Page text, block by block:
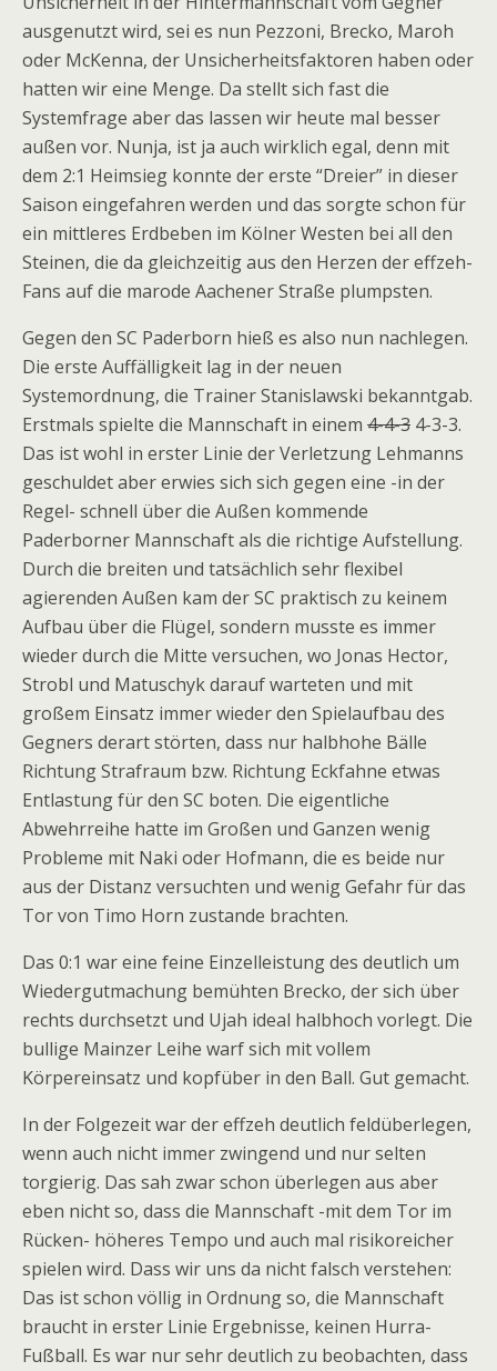
ausgenutzt wird, sei es nun Pezzoni, Brecko, Maroh
oder McKenna, der Unsicherheitsfaktoren haben oder
hatten wir eine Menge. Da stellt sich fast die
Systemfrage aber das lassen wir heute mal besser
außen vor. Nunja, ist ja auch wirklich egal, denn mit
dem 2:1 Heimsieg konnte der erste “Dreier” in dieser
Saison eingefahren werden und das sorgte schon für
ein mittleres Erdbeben im Kölner Westen bei all den
Steinen, die da gleichzeitig aus den Herzen der effzeh-
Fans auf die marode Aachener Straße plumpsten.
Gegen den SC Paderborn hieß es also nun nachlegen.
Die erste Auffälligkeit lag in der neuen
Systemordnung, die Trainer Stanislawski bekanntgab.
Erstmals spielte die Mannschaft in einem 4-4-3 4-3-3.
Das ist wohl in erster Linie der Verletzung Lehmanns
geschuldet aber erwies sich sich gegen eine -in der
Regel- schnell über die Außen kommende
Paderborner Mannschaft als die richtige Aufstellung.
Durch die breiten und tatsächlich sehr flexibel
agierenden Außen kam der SC praktisch zu keinem
Aufbau über die Flügel, sondern musste es immer
wieder durch die Mitte versuchen, wo Jonas Hector,
Strobl und Matuschyk darauf warteten und mit
großem Einsatz immer wieder den Spielaufbau des
Gegners derart störten, dass nur halbhohe Bälle
Richtung Strafraum bzw. Richtung Eckfahne etwas
Entlastung für den SC boten. Die eigentliche
Abwehrreihe hatte im Großen und Ganzen wenig
Probleme mit Naki oder Hofmann, die es beide nur
aus der Distanz versuchten und wenig Gefahr für das
Tor von Timo Horn zustande brachten.
Das 0:1 war eine feine Einzelleistung des deutlich um
Wiedergutmachung bemühten Brecko, der sich über
rechts durchsetzt und Ujah ideal halbhoch vorlegt. Die
bullige Mainzer Leihe warf sich mit vollem
Körpereinsatz und kopfüber in den Ball. Gut gemacht.
In der Folgezeit war der effzeh deutlich feldüberlegen,
wenn auch nicht immer zwingend und nur selten
torgierig. Das sah zwar schon überlegen aus aber
eben nicht so, dass die Mannschaft -mit dem Tor im
Rücken- höheres Tempo und auch mal risikoreicher
spielen wird. Dass wir uns da nicht falsch verstehen:
Das ist schon völlig in Ordnung so, die Mannschaft
braucht in erster Linie Ergebnisse, keinen Hurra-
Fußball. Es war nur sehr deutlich zu beobachten, dass